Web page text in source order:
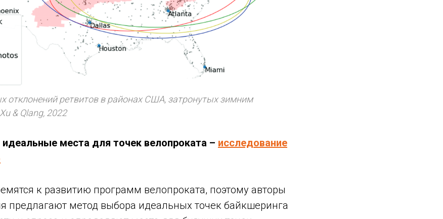
отклонений ретвитов в районах США, затронутых зимним
& Qlang, 2022
места для точек велопроката – исследование
к развитию программ велопроката, поэтому авторы
предлагают метод выбора идеальных точек байкшеринга